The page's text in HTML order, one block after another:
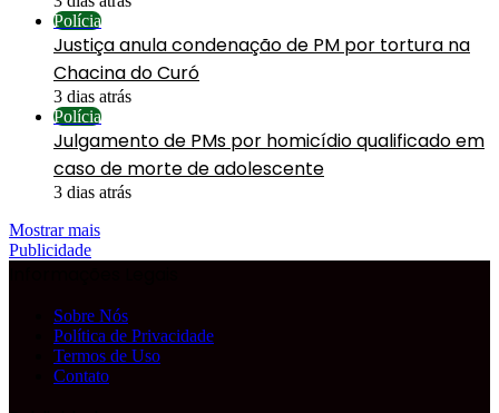
Polícia
Justiça anula condenação de PM por tortura na
Chacina do Curó
3 dias atrás
Polícia
Julgamento de PMs por homicídio qualificado em
caso de morte de adolescente
3 dias atrás
Mostrar mais
Publicidade
Sobre Nós
Política de Privacidade
Termos de Uso
Contato